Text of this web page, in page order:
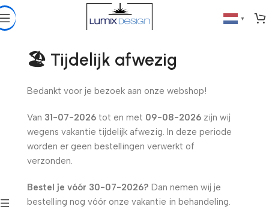
🏖️ Tijdelijk afwezig
Bedankt voor je bezoek aan onze webshop!
Van 31-07-2026 tot en met 09-08-2026 zijn wij
wegens vakantie tijdelijk afwezig. In deze periode
worden er geen bestellingen verwerkt of
verzonden.
Bestel je vóór 30-07-2026? Dan nemen wij je
bestelling nog vóór onze vakantie in behandeling.
▼
en gesneden. Geïnspireerd door iconische muzieklegendes.
Acryl Art Disc
Show sidebar